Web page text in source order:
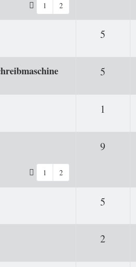
1
2
5
5
1
1
2
9
5
2